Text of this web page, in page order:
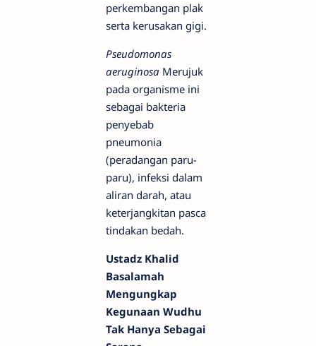
perkembangan plak
serta kerusakan gigi.
Pseudomonas
aeruginosa Merujuk
pada organisme ini
sebagai bakteria
penyebab
pneumonia
(peradangan paru-
paru), infeksi dalam
aliran darah, atau
keterjangkitan pasca
tindakan bedah.
Ustadz Khalid
Basalamah
Mengungkap
Kegunaan Wudhu
Tak Hanya Sebagai